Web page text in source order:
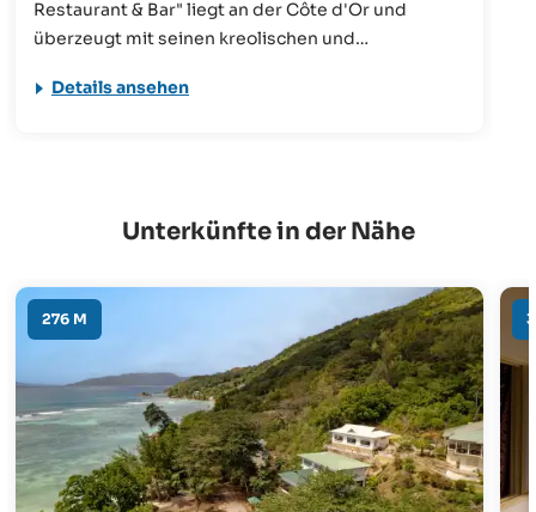
Restaurant & Bar" liegt an der Côte d'Or und
überzeugt mit seinen kreolischen und
bereichern einheimische Bands die Atmosphäre
Details ansehen
Unterkünfte in der Nähe
276 M